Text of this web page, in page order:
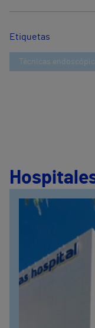
Etiquetas
Técnicas